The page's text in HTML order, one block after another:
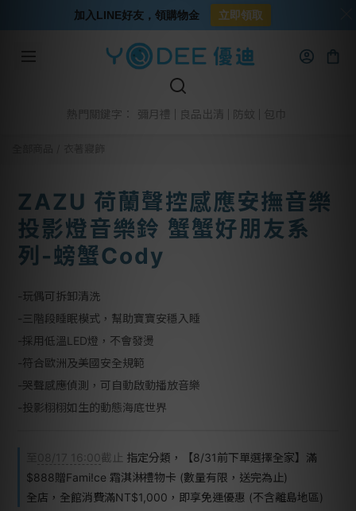
熱門關鍵字： 彌月禮 良品出清 防蚊
ZAZU 荷蘭聲控感應安撫音樂
投影燈音樂鈴 蟹蟹好朋友系
列-螃蟹Cody
-玩偶可拆卸清洗
-三階段睡眠模式，幫助寶寶安穩入睡
-採用低溫LED燈，不會發燙
-符合歐洲及美國安全規範
-哭聲感應偵測，可自動啟動播放音樂
-投影栩栩如生的動態海底世界
08/17 16:00截止 指定分類，【8/31前下單選擇全家】滿
$888贈Fami!ce 霜淇淋禮物卡 (數量有限，送完為止)
全店，全館消費滿NT$1,000，即享免運優惠 (不含離島地區)
加入LINE好友，領購物金 立即領取